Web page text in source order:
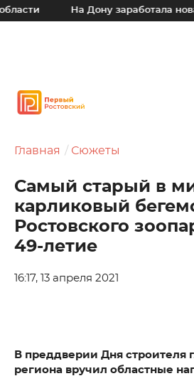
На Дону заработала новая
Главная Сюжеты
Самый старый в
карликовый
Ростовского
49-летие
16:17, 13 апреля 2021
В преддверии Дня строителя
региона вручил областные